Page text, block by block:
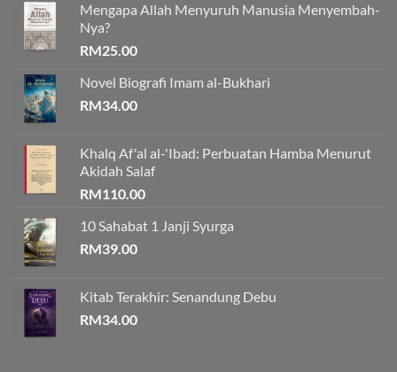
Mengapa Allah Menyuruh Manusia Menyembah-
Nya?
RM25.00
Novel Biografi Imam al-Bukhari
RM34.00
Khalq Af'al al-'Ibad: Perbuatan Hamba Menurut
Akidah Salaf
RM110.00
10 Sahabat 1 Janji Syurga
RM39.00
Kitab Terakhir: Senandung Debu
RM34.00